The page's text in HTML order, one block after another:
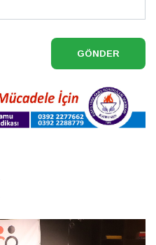
GÖNDER